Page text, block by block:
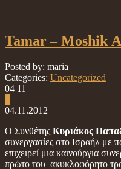
Tamar – Moshik
Posted by: maria
Categories: Uncategorized
04 11
04.11.2012
Ο Συνθέτης Κυριάκος
συνεργασίες στο Ισραήλ με
επιχειρεί μια καινούργια
πρώτο του ακυκλοφόρητο